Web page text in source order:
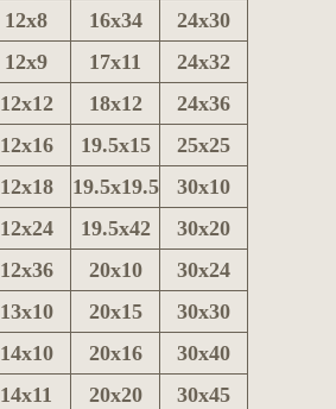
12x8
12x9
12x12
12x16
12x18
12x24
12x36
13x10
14x10
14x11
16x34
17x11
18x12
19.5x15
19.5x19.5
19.5x42
20x10
20x15
20x16
20x20
24x30
24x32
24x36
25x25
30x10
30x20
30x24
30x30
30x40
30x45